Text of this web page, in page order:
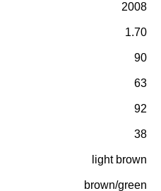
2008
1.70
90
63
92
38
light brown
brown/green